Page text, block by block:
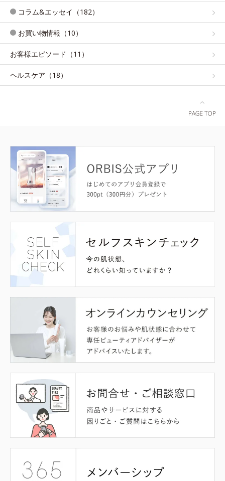
コラム&エッセイ（182）
お買い物情報（10）
お客様エピソード（11）
ヘルスケア（18）